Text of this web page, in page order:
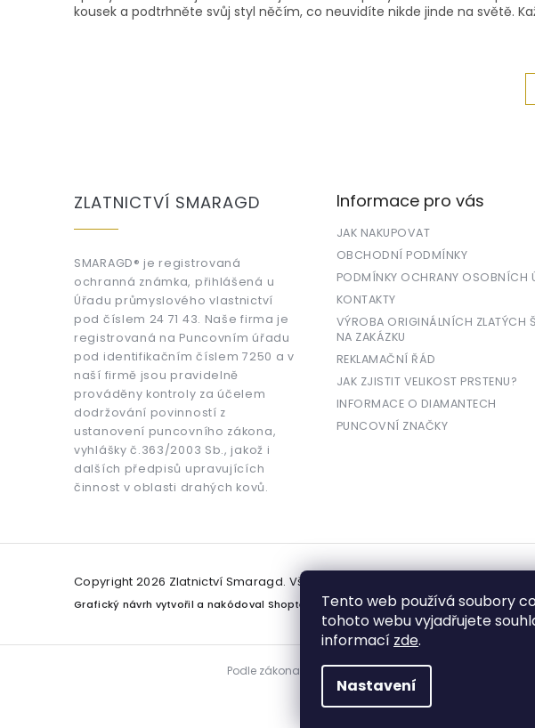
Tento web používá soubory
tohoto webu vyjadřujete
informací zde.
Nastavení
kousek a podtrhněte svůj styl něčím, co neuvidíte nikde jinde na světě.
ZLATNICTVÍ SMARAGD
SMARAGD® je registrovaná
ochranná známka, přihlášená u
Úřadu průmyslového vlastnictví
pod číslem 24 71 43. Naše firma je
registrovaná na Puncovním úřadu
pod identifikačním číslem 7250 a v
naší firmě jsou pravidelně
prováděny kontroly za účelem
dodržování povinností z
ustanovení puncovního zákona,
vyhlášky č.363/2003 Sb., jakož i
dalších předpisů upravujících
činnost v oblasti drahých kovů.
Informace pro vás
JAK NAKUPOVAT
OBCHODNÍ PODMÍNKY
PODMÍNKY OCHRANY OSOBNÍCH
KONTAKTY
VÝROBA ORIGINÁLNÍCH ZLATÝCH
NA ZAKÁZKU
REKLAMAČNÍ ŘÁD
JAK ZJISTIT VELIKOST PRSTENU?
INFORMACE O DIAMANTECH
PUNCOVNÍ ZNAČKY
Copyright 2026 Zlatnictví Smaragd. Všechna práva vyhrazena.
Grafický návrh vytvořil a nakódoval Shoptetak.cz
Podle zákona o evidenci tržeb je prodávající povinen
daně online; v případě